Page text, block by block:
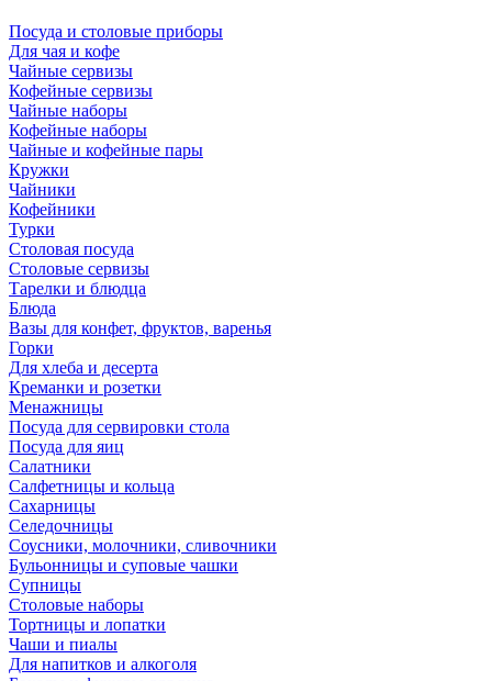
Посуда и столовые приборы
Для чая и кофе
Чайные сервизы
Кофейные сервизы
Чайные наборы
Кофейные наборы
Чайные и кофейные пары
Кружки
Чайники
Кофейники
Турки
Столовая посуда
Столовые сервизы
Тарелки и блюдца
Блюда
Вазы для конфет, фруктов, варенья
Горки
Для хлеба и десерта
Креманки и розетки
Менажницы
Посуда для сервировки стола
Посуда для яиц
Салатники
Салфетницы и кольца
Сахарницы
Селедочницы
Соусники, молочники, сливочники
Бульонницы и суповые чашки
Супницы
Столовые наборы
Тортницы и лопатки
Чаши и пиалы
Для напитков и алкоголя